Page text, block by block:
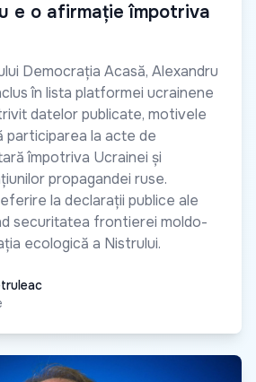
e o afirmație împotriva
Democrația Acasă, Alexandru
în lista platformei ucrainene
datelor publicate, motivele
participarea la acte de
împotriva Ucrainei și
propagandei ruse.
la declarații publice ale
securitatea frontierei moldo-
ecologică a Nistrului.